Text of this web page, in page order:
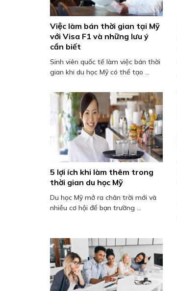
Việc làm bán thời gian tại Mỹ
với Visa F1 và những lưu ý
cần biết
Sinh viên quốc tế làm việc bán thời
gian khi du học Mỹ có thể tạo ...
5 lợi ích khi làm thêm trong
thời gian du học Mỹ
Du học Mỹ mở ra chân trời mới và
nhiều cơ hội để bạn trường ...